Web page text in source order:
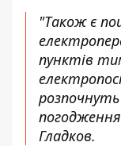
"Також є
пунктів
Гладков.